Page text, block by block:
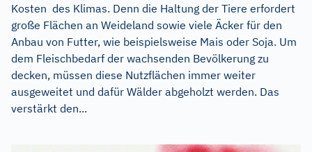
Kosten des Klimas. Denn die Haltung der Tiere erfordert
große Flächen an Weideland sowie viele Äcker für den
Anbau von Futter, wie beispielsweise Mais oder Soja. Um
dem Fleischbedarf der wachsenden Bevölkerung zu
decken, müssen diese Nutzflächen immer weiter
ausgeweitet und dafür Wälder abgeholzt werden. Das
verstärkt den...